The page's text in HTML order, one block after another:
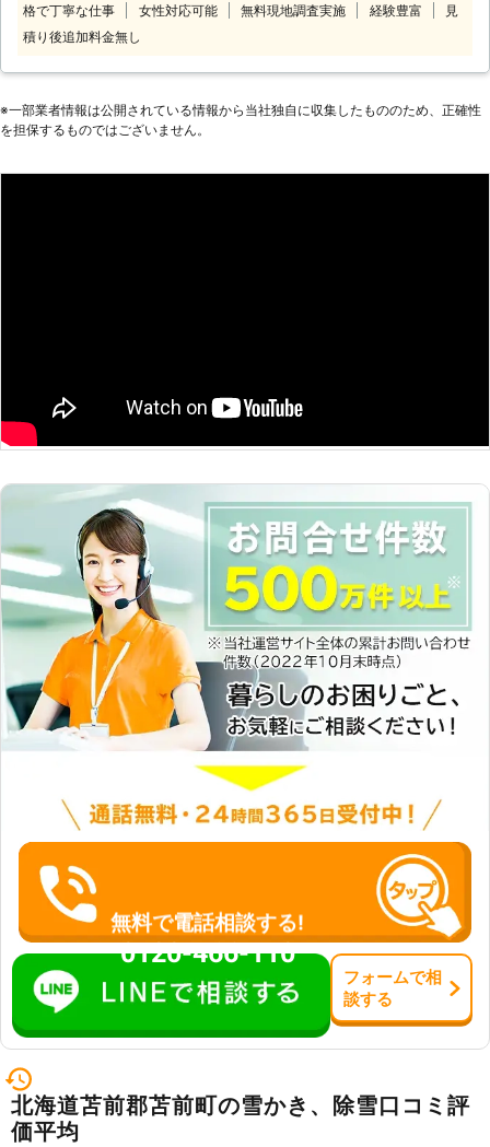
ろしまで承っています。多様に対応で
保だけお願い」といったご要望も承り
ます。 排雪もおこなっているため、
ックへの詰め込み、融雪機を使ってそ
格で丁寧な仕事
女性対応可能 無料現地調査実施 経験豊富
見
積り後追加料金無し
※⼀部業者情報は公開されている情報から当社独⾃に収集したもののため、正確性
を担保するものではございません。
無料で電話相談する!
0120-466-110
フォームで相
談する
北海道苫前郡苫前町の雪かき、除雪口コミ評
価平均